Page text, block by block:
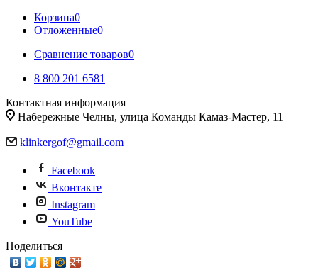
Корзина0
Отложенные0
Сравнение товаров0
8 800 201 6581
Контактная информация
Набережные Челны, улица Команды Камаз-Мастер, 11
klinkergof@gmail.com
Facebook
Вконтакте
Instagram
YouTube
Поделиться